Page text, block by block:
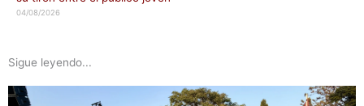
04/08/2026
Sigue leyendo...